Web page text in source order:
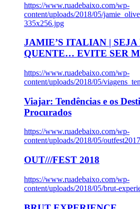
https://www.ruadebaixo.com/wp-
content/uploads/2018/05/
335x256.jpg
JAMIE’S ITALIAN | SEJA
QUENTE… EVITE SER
https://www.ruadebaixo.com/wp-
content/uploads/2018/05/
Viajar: Tendências e os
Procurados
https://www.ruadebaixo.com/wp-
content/uploads/2018/05/
OUT///FEST 2018
https://www.ruadebaixo.com/wp-
content/uploads/2018/05/brut-